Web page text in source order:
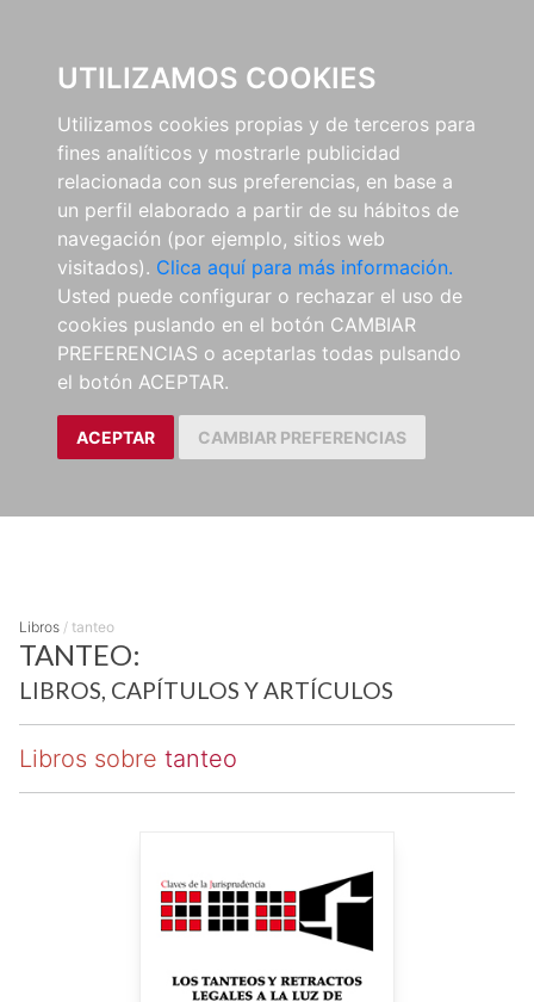
UTILIZAMOS COOKIES
Utilizamos cookies propias y de terceros para
fines analíticos y mostrarle publicidad
relacionada con sus preferencias, en base a
un perfil elaborado a partir de su hábitos de
navegación (por ejemplo, sitios web
visitados). Clica aquí para más información.
Usted puede configurar o rechazar el uso de
cookies puslando en el botón CAMBIAR
PREFERENCIAS o aceptarlas todas pulsando
el botón ACEPTAR.
ACEPTAR CAMBIAR PREFERENCIAS
Libros / tanteo
TANTEO:
LIBROS, CAPÍTULOS Y ARTÍCULOS
Libros sobre tanteo